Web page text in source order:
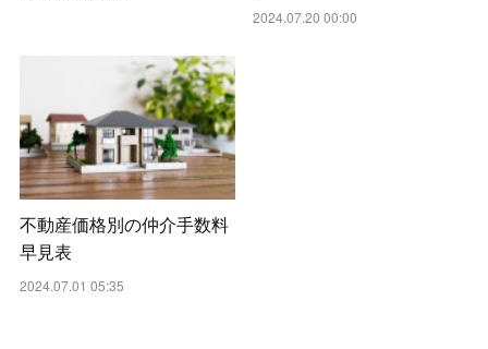
2024.07.20 00:00
不動産価格別の仲介手数料
早見表
2024.07.01 05:35